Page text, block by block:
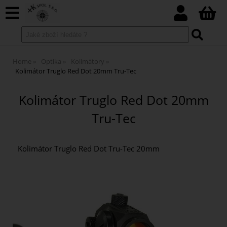
Home Optika
Kolimátory
Kolimátor Truglo Red Dot 20mm Tru-Tec
Kolimátor Truglo Red Dot 20mm
Tru-Tec
Kolimátor Truglo Red Dot Tru-Tec 20mm